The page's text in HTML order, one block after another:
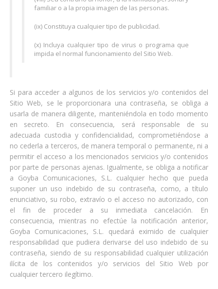
familiar o a la propia imagen de las personas.
(ix) Constituya cualquier tipo de publicidad.
(x) Incluya cualquier tipo de virus o programa que
impida el normal funcionamiento del Sitio Web.
Si para acceder a algunos de los servicios y/o contenidos del
Sitio Web, se le proporcionara una contraseña, se obliga a
usarla de manera diligente, manteniéndola en todo momento
en secreto. En consecuencia, será responsable de su
adecuada custodia y confidencialidad, comprometiéndose a
no cederla a terceros, de manera temporal o permanente, ni a
permitir el acceso a los mencionados servicios y/o contenidos
por parte de personas ajenas. Igualmente, se obliga a notificar
a Goyba Comunicaciones, S.L. cualquier hecho que pueda
suponer un uso indebido de su contraseña, como, a título
enunciativo, su robo, extravío o el acceso no autorizado, con
el fin de proceder a su inmediata cancelación. En
consecuencia, mientras no efectúe la notificación anterior,
Goyba Comunicaciones, S.L. quedará eximido de cualquier
responsabilidad que pudiera derivarse del uso indebido de su
contraseña, siendo de su responsabilidad cualquier utilización
ilícita de los contenidos y/o servicios del Sitio Web por
cualquier tercero ilegítimo.